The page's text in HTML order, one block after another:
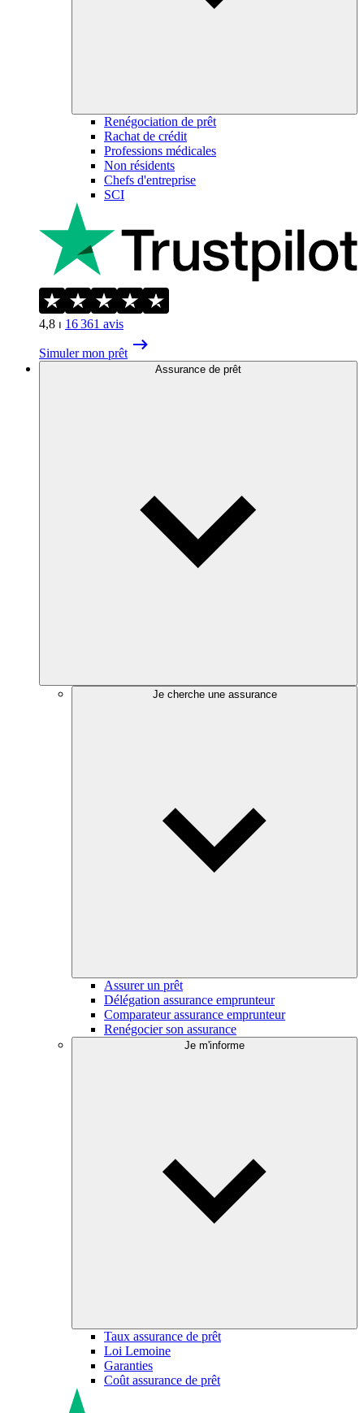
Renégociation de prêt
Rachat de crédit
Professions médicales
Non résidents
Chefs d'entreprise
SCI
4,8 ⏐ 16 361 avis
Simuler mon prêt
Assurance de prêt
Je cherche une assurance
Assurer un prêt
Délégation assurance emprunteur
Comparateur assurance emprunteur
Renégocier son assurance
Je m'informe
Taux assurance de prêt
Loi Lemoine
Garanties
Coût assurance de prêt